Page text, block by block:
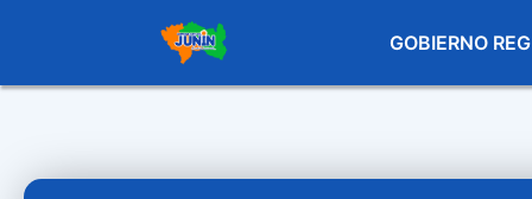
GOBIERNO